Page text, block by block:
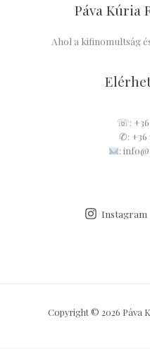
Páva Kúria
Ahol a kifinomultság
☏: +36
✆: +36
:
Instagram
Copyright © 2026 Páva